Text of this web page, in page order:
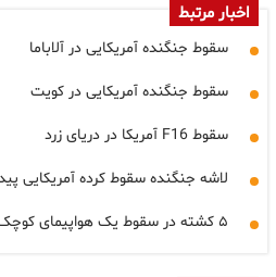
اخبار مرتبط
سقوط جنگنده آمریکایی در آلاباما
سقوط جنگنده آمریکایی در کویت
سقوط F16 آمریکا در دریای زرد
لاشه جنگنده سقوط کرده آمریکایی
۵ کشته در سقوط یک هواپیمای کوچک در آمریکا